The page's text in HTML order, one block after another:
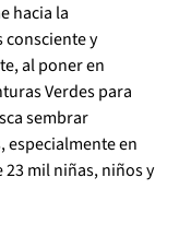
hacia la
y
al poner en
Verdes para
sembrar
especialmente en
23 mil niñas, niños y